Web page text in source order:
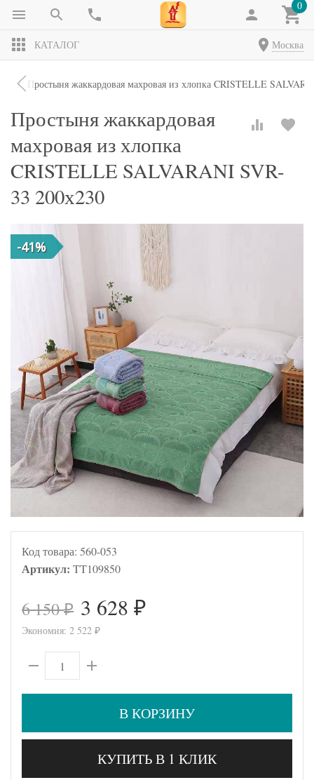
0
КАТАЛОГ Москва
Простыня жаккардовая махровая из хлопка CRISTELLE
Простыня жаккардовая
махровая из хлопка
CRISTELLE SALVARANI SVR-
33 200х230
-41%
Код товара: 560-053
Артикул: TT109850
6 150₽ 3 628 ₽
Экономия: 2 522 ₽
В КОРЗИНУ
КУПИТЬ В 1 КЛИК